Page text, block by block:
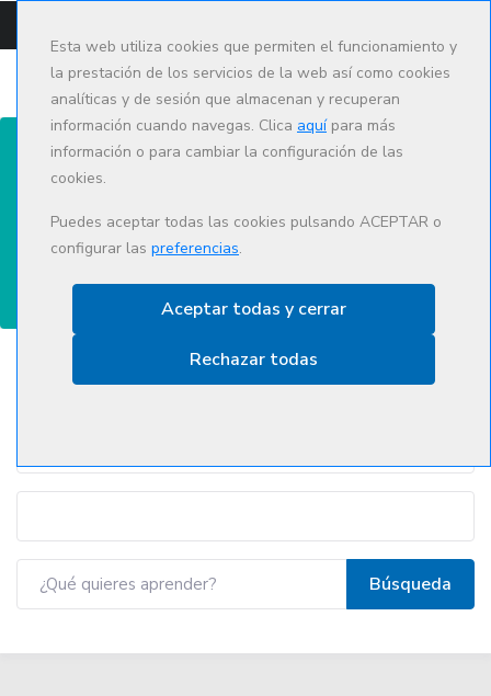
Esta web utiliza cookies que permiten el funcionamiento y
la prestación de los servicios de la web así como cookies
analíticas y de sesión que almacenan y recuperan
información cuando navegas. Clica aquípara más
información o para cambiar la configuración de las
cookies.
Puedes aceptar todas las cookies pulsando ACEPTAR o
configurar las preferencias.
Aceptar todas y cerrar
Rechazar todas
Actualización e innovación